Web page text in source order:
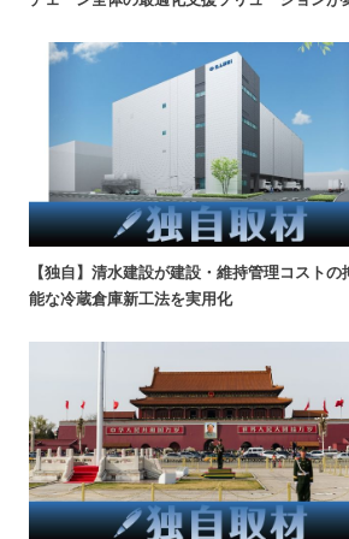
【独自】清水建設が建設・維持管理コストの
能な冷蔵倉庫新工法を実用化